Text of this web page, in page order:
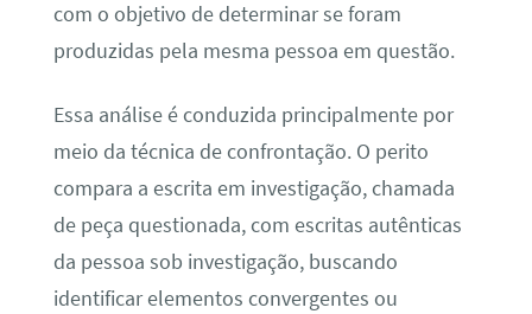
com o objetivo de determinar se foram
produzidas pela mesma pessoa em questão.
Essa análise é conduzida principalmente por
meio da técnica de confrontação. O perito
compara a escrita em investigação, chamada
de peça questionada, com escritas autênticas
da pessoa sob investigação, buscando
identificar elementos convergentes ou